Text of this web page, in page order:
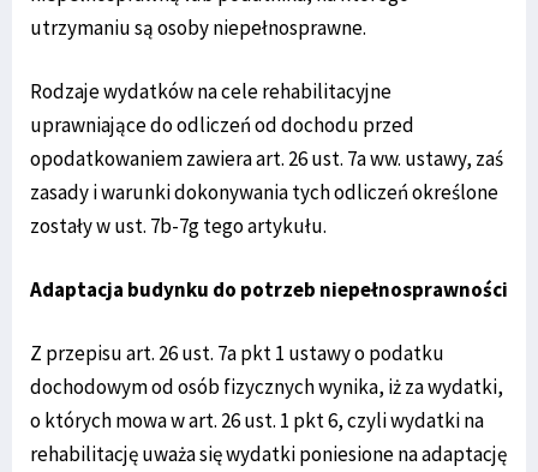
utrzymaniu są osoby niepełnosprawne.
Rodzaje wydatków na cele rehabilitacyjne
uprawniające do odliczeń od dochodu przed
opodatkowaniem zawiera art. 26 ust. 7a ww. ustawy, zaś
zasady i warunki dokonywania tych odliczeń określone
zostały w ust. 7b-7g tego artykułu.
Adaptacja budynku do potrzeb niepełnosprawności
Z przepisu art. 26 ust. 7a pkt 1 ustawy o podatku
dochodowym od osób fizycznych wynika, iż za wydatki,
o których mowa w art. 26 ust. 1 pkt 6, czyli wydatki na
rehabilitację uważa się wydatki poniesione na adaptację